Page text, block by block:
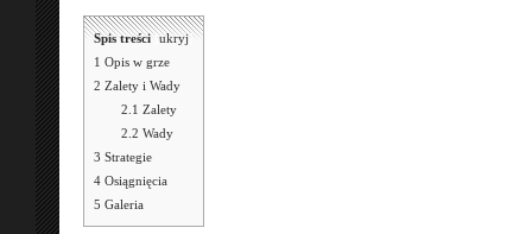
Spis treści [ukryj]
1 Opis w grze
2 Zalety i Wady
2.1 Zalety
2.2 Wady
3 Strategie
4 Osiągnięcia
5 Galeria